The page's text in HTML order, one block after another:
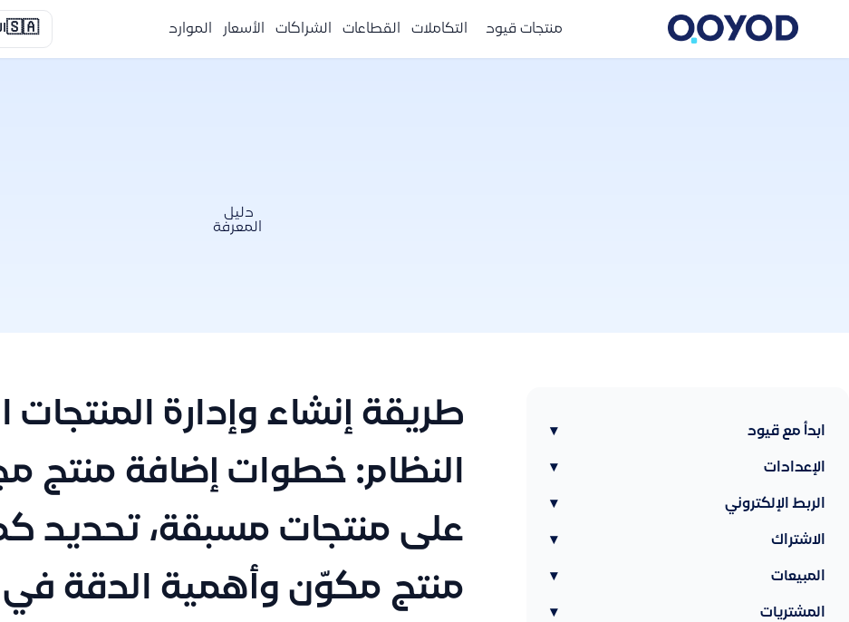
منتجات قيود التكاملات القطاعات الشراكات الأسعار الموارد 🇸🇦
دليل
المعرفة
ابدأ مع قيود ▾
الإعدادات ▾
الربط الإلكتروني ▾
الاشتراك ▾
المبيعات ▾
المشتريات ▾
طريقة إنشاء وإدارة
النظام: خطوات إضافة منتج
على منتجات مسبقة، تحديد
منتج مكوّن وأهمية الدقة في